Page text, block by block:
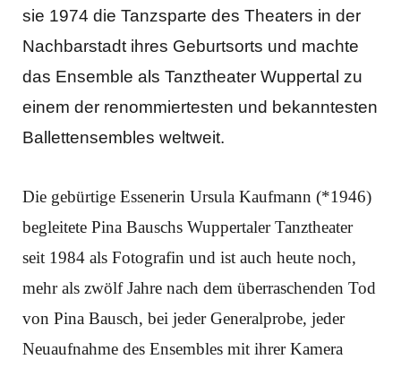
sie 1974 die Tanzsparte des Theaters in der
Nachbarstadt ihres Geburtsorts und machte
das Ensemble als Tanztheater Wuppertal zu
einem der renommiertesten und bekanntesten
Ballettensembles weltweit.
Die gebürtige Essenerin Ursula Kaufmann (*1946)
begleitete Pina Bauschs Wuppertaler Tanztheater
seit 1984 als Fotografin und ist auch heute noch,
mehr als zwölf Jahre nach dem überraschenden Tod
von Pina Bausch, bei jeder Generalprobe, jeder
Neuaufnahme des Ensembles mit ihrer Kamera